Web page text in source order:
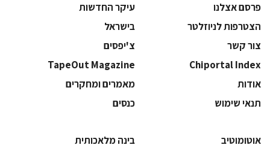
פרסם אצלנו
עיקר החדשות
הצטרפות לניוזלטר
בישראל
צור קשר
צ'יפסים
Chiportal Index
TapeOut Magazine
אודות
מאמרים ומחקרים
תנאי שימוש
כנסים
אוטומוטיב
בינה מלאכותית